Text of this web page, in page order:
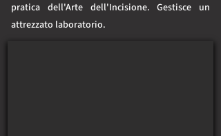
pratica dell'Arte dell'Incisione. Gestisce un
attrezzato laboratorio.